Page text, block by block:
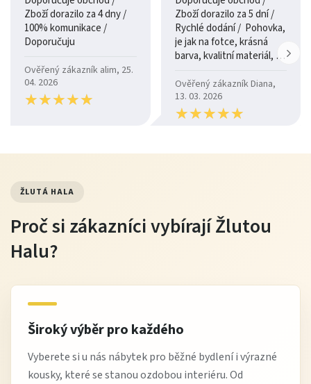
Zboží dorazilo za 4 dny /
100% komunikace /
Doporučuju
Ověřený zákazník alim, 25.
04. 2026
★★★★★
★★★★★
Zboží dorazilo za 5 dní /
Rychlé dodání / Pohovka,
je jak na fotce, krásná
barva, kvalitní materiál, a
Ověřený zákazník Diana,
13. 03. 2026
★★★★★
★★★★★
ŽLUTÁ HALA
Proč si zákazníci vybírají Žlutou
Halu?
Široký výběr pro každého
Vyberete si u nás nábytek pro běžné bydlení i výrazné
kousky, které se stanou ozdobou interiéru. Od